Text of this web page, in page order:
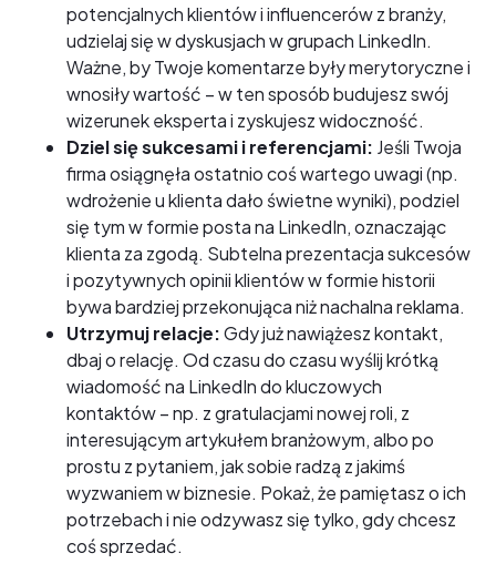
potencjalnych klientów i influencerów z branży,
udzielaj się w dyskusjach w grupach LinkedIn.
Ważne, by Twoje komentarze były merytoryczne i
wnosiły wartość – w ten sposób budujesz swój
wizerunek eksperta i zyskujesz widoczność.
Dziel się sukcesami i referencjami: Jeśli Twoja
firma osiągnęła ostatnio coś wartego uwagi (np.
wdrożenie u klienta dało świetne wyniki), podziel
się tym w formie posta na LinkedIn, oznaczając
klienta za zgodą. Subtelna prezentacja sukcesów
i pozytywnych opinii klientów w formie historii
bywa bardziej przekonująca niż nachalna reklama.
Utrzymuj relacje:Gdy już nawiążesz kontakt,
dbaj o relację. Od czasu do czasu wyślij krótką
wiadomość na LinkedIn do kluczowych
kontaktów – np. z gratulacjami nowej roli, z
interesującym artykułem branżowym, albo po
prostu z pytaniem, jak sobie radzą z jakimś
wyzwaniem w biznesie. Pokaż, że pamiętasz o ich
potrzebach i nie odzywasz się tylko, gdy chcesz
coś sprzedać.